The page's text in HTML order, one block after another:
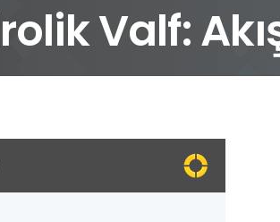
Valf: